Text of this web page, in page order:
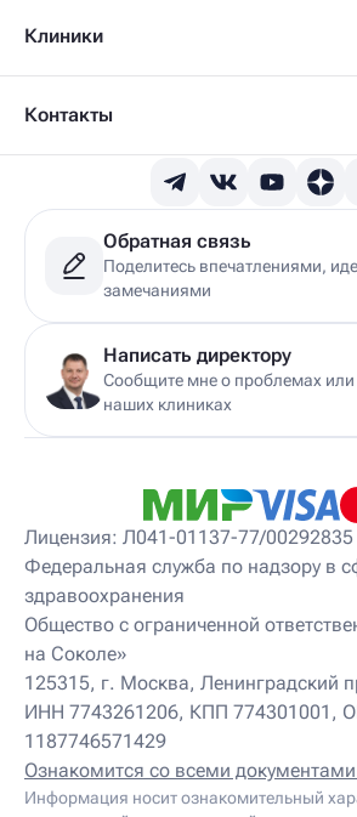
Клиники
Контакты
Обратная связь
Поделитесь впечатлениями,
замечаниями
Написать директору
Сообщите мне о проблемах или
наших клиниках
Лицензия: Л041-01137-77/00292835
Федеральная служба по надзору в
здравоохранения
Общество с ограниченной
на Соколе»
125315, г. Москва, Ленинградский
ИНН 7743261206, КПП 774301001,
1187746571429
Ознакомится со всеми документами
Информация носит ознакомительный